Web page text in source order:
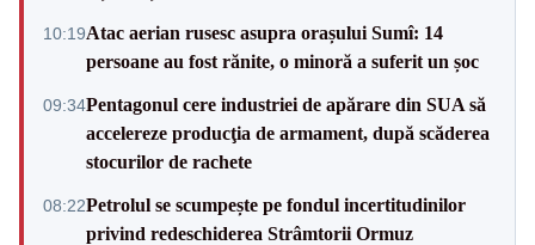
10:19Atac aerian rusesc asupra orașului Sumî: 14
persoane au fost rănite, o minoră a suferit un șoc
09:34Pentagonul cere industriei de apărare din SUA să
accelereze producţia de armament, după scăderea
stocurilor de rachete
08:22Petrolul se scumpește pe fondul incertitudinilor
privind redeschiderea Strâmtorii Ormuz